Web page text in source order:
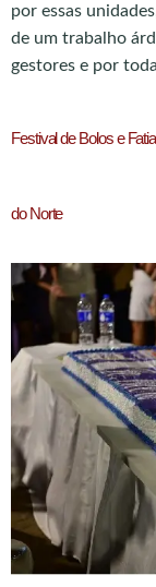
por essas
de um trabalho
gestores e por
Festival de Bolos e
do Norte